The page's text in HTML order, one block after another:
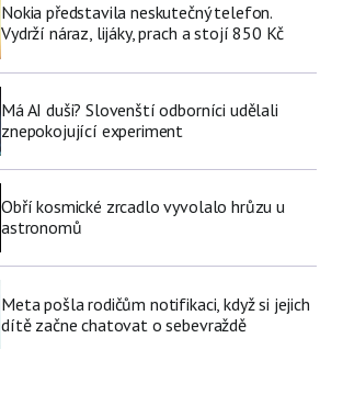
Nokia představila neskutečný telefon.
Vydrží náraz, lijáky, prach a stojí 850 Kč
Má AI duši? Slovenští odborníci udělali
znepokojující experiment
Obří kosmické zrcadlo vyvolalo hrůzu u
astronomů
Meta pošla rodičům notifikaci, když si jejich
dítě začne chatovat o sebevraždě